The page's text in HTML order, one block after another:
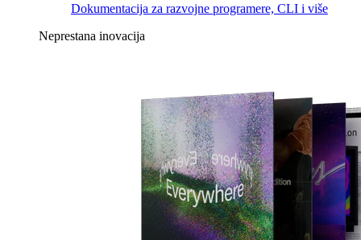
Dokumentacija za razvojne programere, CLI i više
Neprestana inovacija